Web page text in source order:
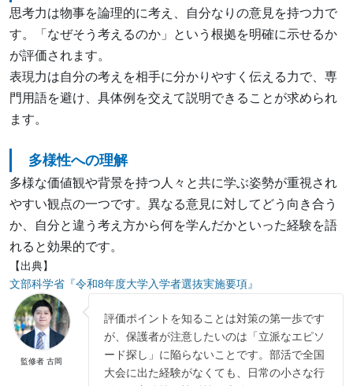
思考力は物事を論理的に考え、自分なりの意見を持つ力で
す。「なぜそう考えるのか」という根拠を明確に示せるか
が評価されます。
表現力は自分の考えを相手に分かりやすく伝える力で、専
門用語を避け、具体例を交えて説明できることが求められ
ます。
多様性への理解
多様な価値観や背景を持つ人々と共に学ぶ姿勢が重視され
やすい観点の一つです。異なる意見に対してどう向き合う
か、自分と違う考え方から何を学んだかといった経験を語
れると効果的です。
【出典】
文部科学省『令和8年度大学入学者選抜実施要項』
監修者 古岡
評価ポイントを知ることは対策の第一歩です
が、保護者が注意したいのは「立派なエピソ
ード探し」に陥らないことです。部活で全国
大会に出た経験がなくても、日常の小さな行